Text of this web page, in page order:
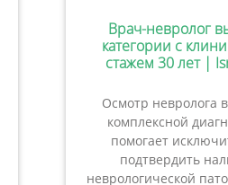
Врач-невролог
категории с
стажем 30 лет |
Осмотр невролога
комплексной
помогает
подтвердить
неврологической